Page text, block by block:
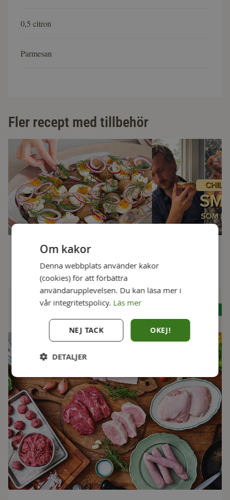
0,5 citron
Parmesan
Fler recept med tillbehör
Matjesilltallrik
Om kakor
Denna webbplats använder kakor
(cookies) för att förbättra
användarupplevelsen. Du kan läsa mer i
vår integritetspolicy. Läs mer
OKEJ!
NEJ TACK
DETALJER